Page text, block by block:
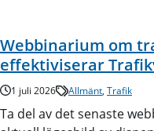
Webbinarium om
effektiviserar
1 juli 2026 Allmänt, Trafik
Ta del av det senaste